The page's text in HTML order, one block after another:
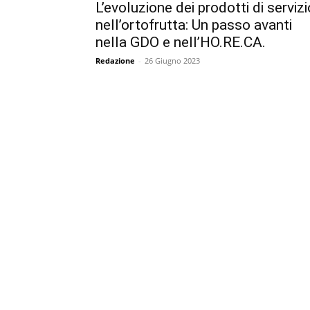
L’evoluzione dei prodotti di
nell’ortofrutta: Un passo avanti
nella GDO e nell’HO.RE.CA.
Redazione - 26 Giugno 2023